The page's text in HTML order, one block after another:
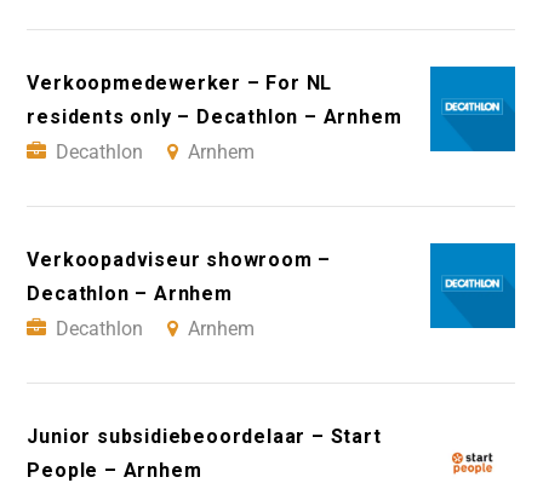
Verkoopmedewerker – For NL
residents only – Decathlon – Arnhem
Decathlon
Arnhem
Verkoopadviseur showroom –
Decathlon – Arnhem
Decathlon
Arnhem
Junior subsidiebeoordelaar – Start
People – Arnhem